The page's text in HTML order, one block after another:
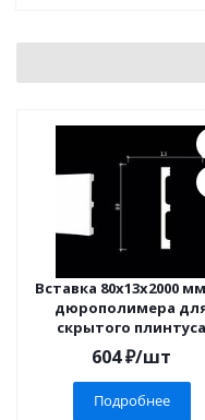
Вставка 80х13х2000
дюрополимера
скрытого плинтуса
604₽/шт
Подробнее